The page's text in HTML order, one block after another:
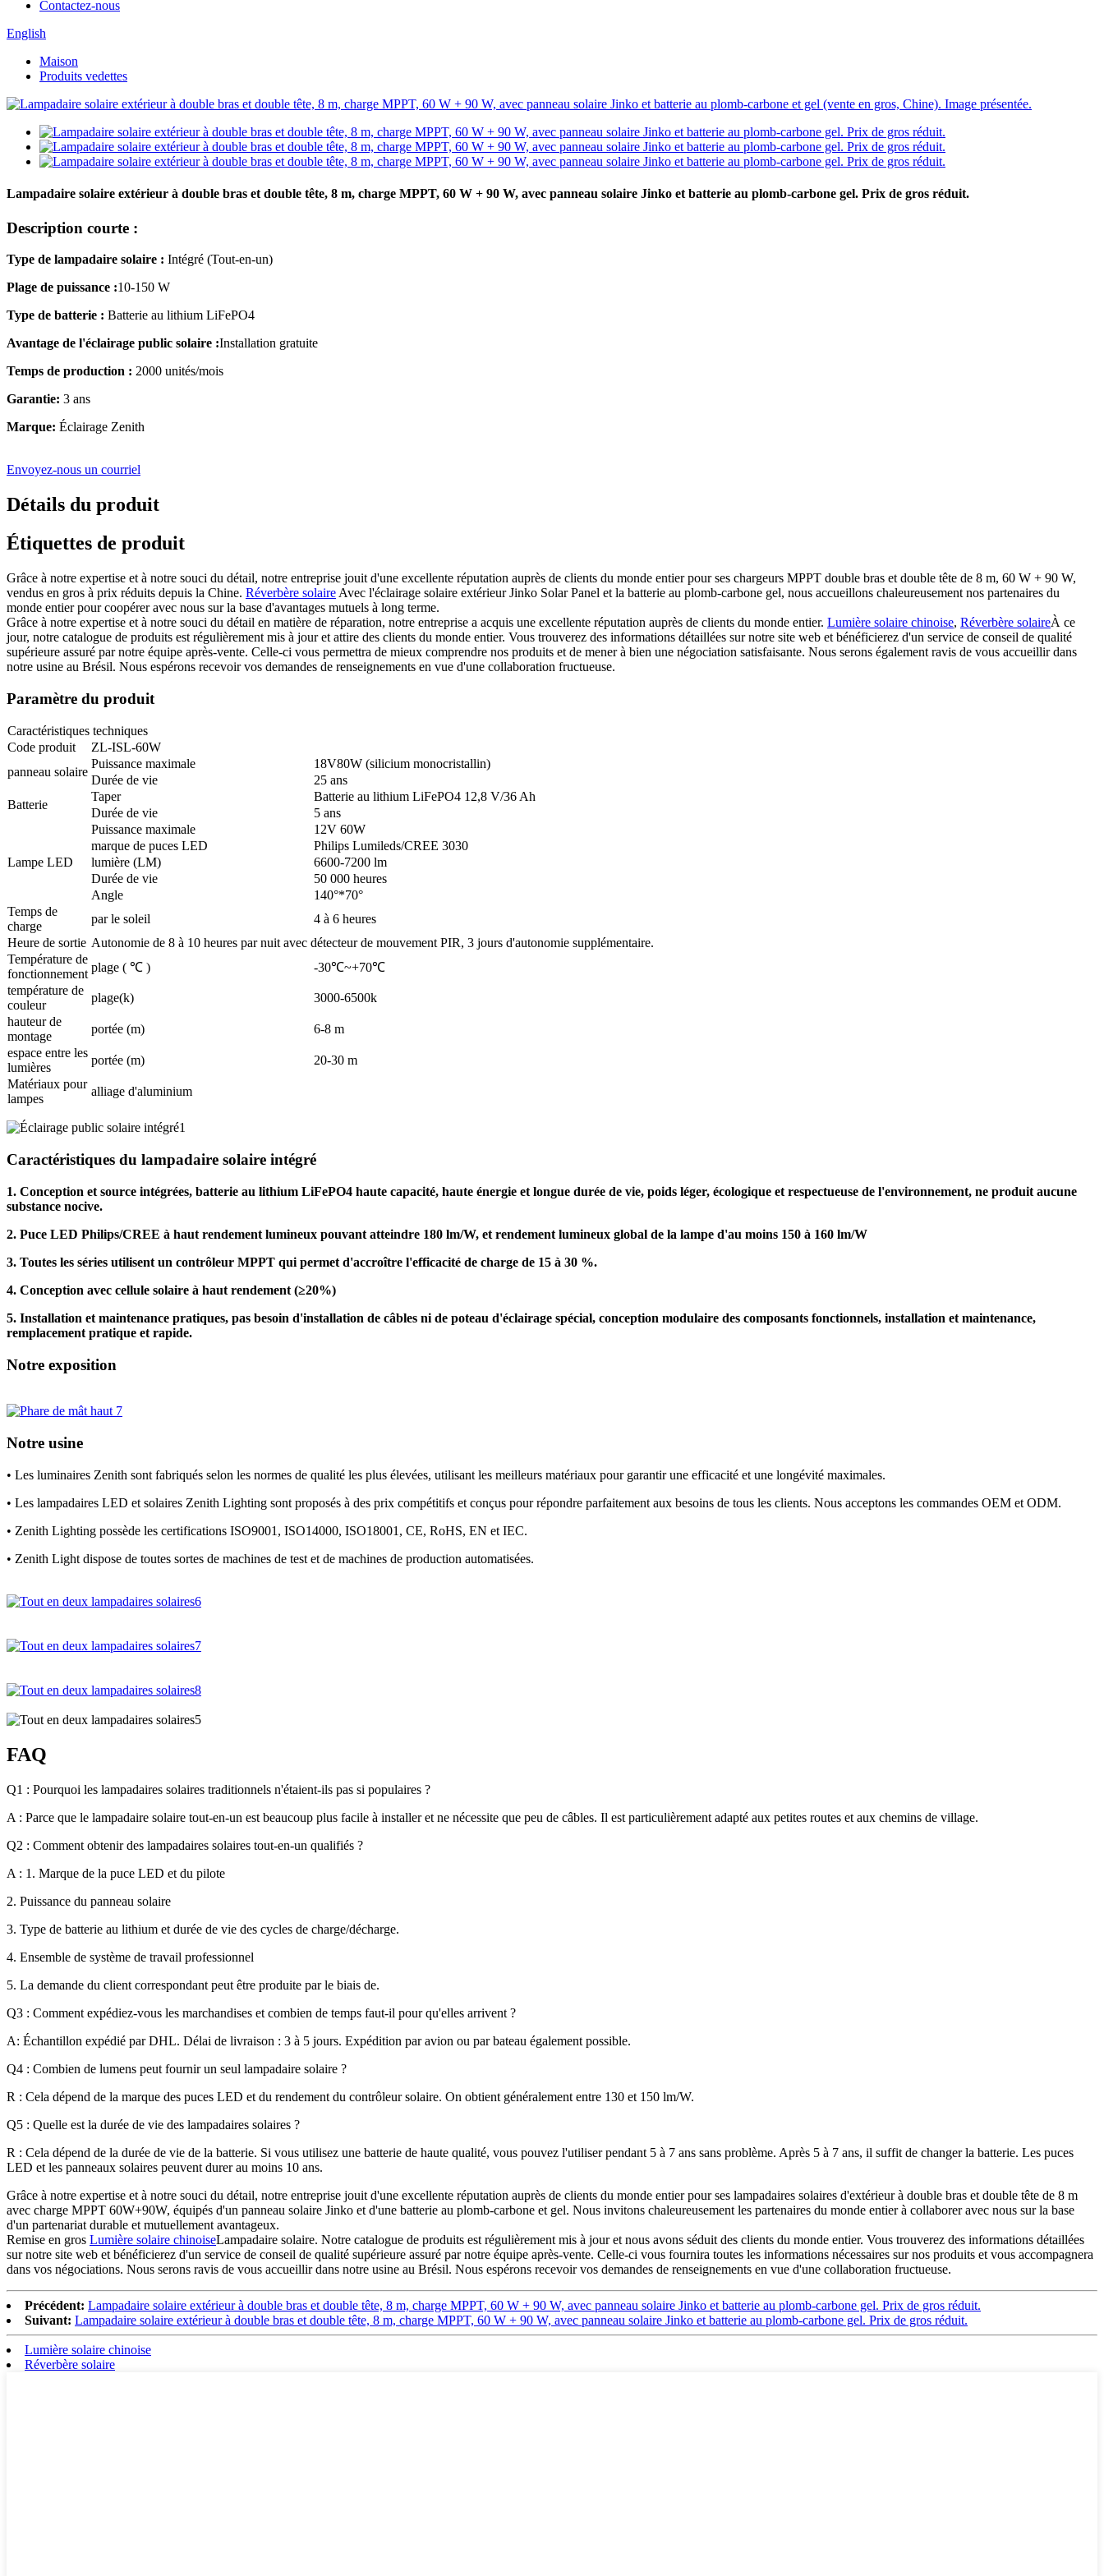
Contactez-nous
English
Maison
Produits vedettes
Lampadaire solaire extérieur à double bras et double tête, 8 m, charge MPPT, 60 W + 90 W, avec panneau solaire Jinko et batterie au plomb-carbone gel. Prix de gros réduit.
Description courte :
Type de lampadaire solaire : Intégré (Tout-en-un)
Plage de puissance :10-150 W
Type de batterie : Batterie au lithium LiFePO4
Avantage de l'éclairage public solaire :Installation gratuite
Temps de production : 2000 unités/mois
Garantie: 3 ans
Marque: Éclairage Zenith
Envoyez-nous un courriel
Détails du produit
Étiquettes de produit
Grâce à notre expertise et à notre souci du détail, notre entreprise jouit d'une excellente réputation auprès de clients du monde entier pour ses chargeurs MPPT double bras et double tête de 8 m, 60 W + 90 W,
vendus en gros à prix réduits depuis la Chine. Réverbère solaire Avec l'éclairage solaire extérieur Jinko Solar Panel et la batterie au plomb-carbone gel, nous accueillons chaleureusement nos partenaires du
monde entier pour coopérer avec nous sur la base d'avantages mutuels à long terme.
Grâce à notre expertise et à notre souci du détail en matière de réparation, notre entreprise a acquis une excellente réputation auprès de clients du monde entier. Lumière solaire chinoise, Réverbère solaireÀ ce
jour, notre catalogue de produits est régulièrement mis à jour et attire des clients du monde entier. Vous trouverez des informations détaillées sur notre site web et bénéficierez d'un service de conseil de qualité
supérieure assuré par notre équipe après-vente. Celle-ci vous permettra de mieux comprendre nos produits et de mener à bien une négociation satisfaisante. Nous serons également ravis de vous accueillir dans
notre usine au Brésil. Nous espérons recevoir vos demandes de renseignements en vue d'une collaboration fructueuse.
Paramètre du produit
Caractéristiques techniques
Code produit
ZL-ISL-60W
panneau solaire
Puissance maximale
18V80W (silicium monocristallin)
Durée de vie
25 ans
Batterie
Taper
Batterie au lithium LiFePO4 12,8 V/36 Ah
Durée de vie
5 ans
Lampe LED
Puissance maximale
12V 60W
marque de puces LED
Philips Lumileds/CREE 3030
lumière (LM)
6600-7200 lm
Durée de vie
50 000 heures
Angle
140°*70°
Temps de
charge
par le soleil
4 à 6 heures
Heure de sortie Autonomie de 8 à 10 heures par nuit avec détecteur de mouvement PIR, 3 jours d'autonomie supplémentaire.
Température de
fonctionnement plage ( ℃ )
-30℃~+70℃
température de
couleur
plage(k)
3000-6500k
hauteur de
montage
portée (m)
6-8 m
espace entre les
lumières
portée (m)
20-30 m
Matériaux pour
lampes
alliage d'aluminium
Caractéristiques du lampadaire solaire intégré
1. Conception et source intégrées, batterie au lithium LiFePO4 haute capacité, haute énergie et longue durée de vie, poids léger, écologique et respectueuse de l'environnement, ne produit aucune
substance nocive.
2. Puce LED Philips/CREE à haut rendement lumineux pouvant atteindre 180 lm/W, et rendement lumineux global de la lampe d'au moins 150 à 160 lm/W
3. Toutes les séries utilisent un contrôleur MPPT qui permet d'accroître l'efficacité de charge de 15 à 30 %.
4. Conception avec cellule solaire à haut rendement (≥20%)
5. Installation et maintenance pratiques, pas besoin d'installation de câbles ni de poteau d'éclairage spécial, conception modulaire des composants fonctionnels, installation et maintenance,
remplacement pratique et rapide.
Notre exposition
Notre usine
• Les luminaires Zenith sont fabriqués selon les normes de qualité les plus élevées, utilisant les meilleurs matériaux pour garantir une efficacité et une longévité maximales.
• Les lampadaires LED et solaires Zenith Lighting sont proposés à des prix compétitifs et conçus pour répondre parfaitement aux besoins de tous les clients. Nous acceptons les commandes OEM et ODM.
• Zenith Lighting possède les certifications ISO9001, ISO14000, ISO18001, CE, RoHS, EN et IEC.
• Zenith Light dispose de toutes sortes de machines de test et de machines de production automatisées.
FAQ
Q1 : Pourquoi les lampadaires solaires traditionnels n'étaient-ils pas si populaires ?
A : Parce que le lampadaire solaire tout-en-un est beaucoup plus facile à installer et ne nécessite que peu de câbles. Il est particulièrement adapté aux petites routes et aux chemins de village.
Q2 : Comment obtenir des lampadaires solaires tout-en-un qualifiés ?
A : 1. Marque de la puce LED et du pilote
2. Puissance du panneau solaire
3. Type de batterie au lithium et durée de vie des cycles de charge/décharge.
4. Ensemble de système de travail professionnel
5. La demande du client correspondant peut être produite par le biais de.
Q3 : Comment expédiez-vous les marchandises et combien de temps faut-il pour qu'elles arrivent ?
A: Échantillon expédié par DHL. Délai de livraison : 3 à 5 jours. Expédition par avion ou par bateau également possible.
Q4 : Combien de lumens peut fournir un seul lampadaire solaire ?
R : Cela dépend de la marque des puces LED et du rendement du contrôleur solaire. On obtient généralement entre 130 et 150 lm/W.
Q5 : Quelle est la durée de vie des lampadaires solaires ?
R : Cela dépend de la durée de vie de la batterie. Si vous utilisez une batterie de haute qualité, vous pouvez l'utiliser pendant 5 à 7 ans sans problème. Après 5 à 7 ans, il suffit de changer la batterie. Les puces
LED et les panneaux solaires peuvent durer au moins 10 ans.
Grâce à notre expertise et à notre souci du détail, notre entreprise jouit d'une excellente réputation auprès de clients du monde entier pour ses lampadaires solaires d'extérieur à double bras et double tête de 8 m
avec charge MPPT 60W+90W, équipés d'un panneau solaire Jinko et d'une batterie au plomb-carbone et gel. Nous invitons chaleureusement les partenaires du monde entier à collaborer avec nous sur la base
d'un partenariat durable et mutuellement avantageux.
Remise en gros Lumière solaire chinoiseLampadaire solaire. Notre catalogue de produits est régulièrement mis à jour et nous avons séduit des clients du monde entier. Vous trouverez des informations détaillées
sur notre site web et bénéficierez d'un service de conseil de qualité supérieure assuré par notre équipe après-vente. Celle-ci vous fournira toutes les informations nécessaires sur nos produits et vous accompagnera
dans vos négociations. Nous serons ravis de vous accueillir dans notre usine au Brésil. Nous espérons recevoir vos demandes de renseignements en vue d'une collaboration fructueuse.
Précédent: Lampadaire solaire extérieur à double bras et double tête, 8 m, charge MPPT, 60 W + 90 W, avec panneau solaire Jinko et batterie au plomb-carbone gel. Prix de gros réduit.
Suivant: Lampadaire solaire extérieur à double bras et double tête, 8 m, charge MPPT, 60 W + 90 W, avec panneau solaire Jinko et batterie au plomb-carbone gel. Prix de gros réduit.
Lumière solaire chinoise
Réverbère solaire